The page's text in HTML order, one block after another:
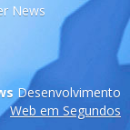
News
Desenvolvimento
Web em Segundos